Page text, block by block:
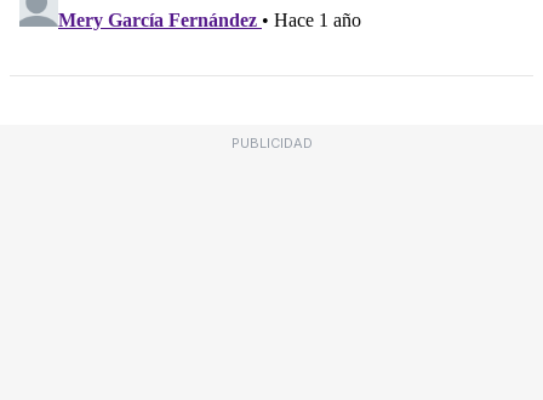
PUBLICIDAD